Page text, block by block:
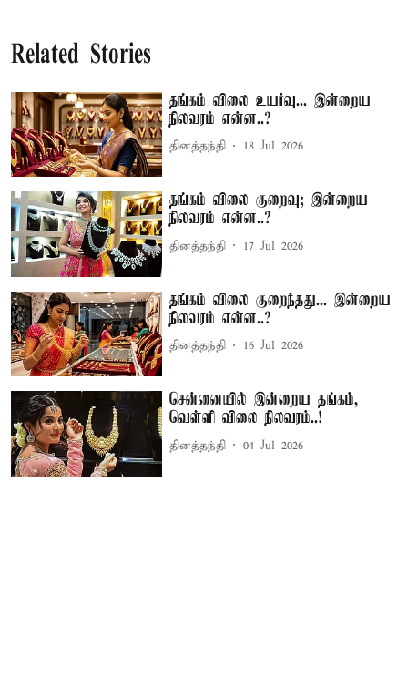
Related Stories
தங்கம் விலை உயர்வு... இன்றைய
நிலவரம் என்ன..?
தினத்தந்தி 18 Jul 2026
தங்கம் விலை குறைவு; இன்றைய
நிலவரம் என்ன..?
தினத்தந்தி 17 Jul 2026
தங்கம் விலை குறைந்தது... இன்றைய
நிலவரம் என்ன..?
தினத்தந்தி 16 Jul 2026
சென்னையில் இன்றைய தங்கம்,
வெள்ளி விலை நிலவரம்..!
தினத்தந்தி 04 Jul 2026